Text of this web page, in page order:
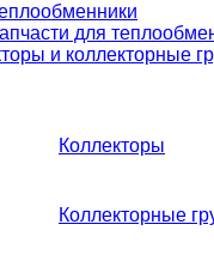
для
и коллекторные
Коллекторы
Коллекторные